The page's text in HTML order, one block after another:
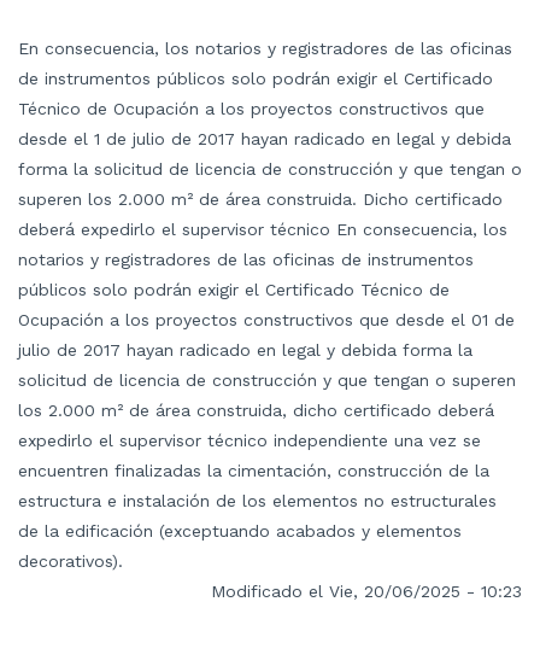
En consecuencia, los notarios y registradores de las oficinas
de instrumentos públicos solo podrán exigir el Certificado
Técnico de Ocupación a los proyectos constructivos que
desde el 1 de julio de 2017 hayan radicado en legal y debida
forma la solicitud de licencia de construcción y que tengan o
superen los 2.000 m² de área construida. Dicho certificado
deberá expedirlo el supervisor técnico En consecuencia, los
notarios y registradores de las oficinas de instrumentos
públicos solo podrán exigir el Certificado Técnico de
Ocupación a los proyectos constructivos que desde el 01 de
julio de 2017 hayan radicado en legal y debida forma la
solicitud de licencia de construcción y que tengan o superen
los 2.000 m² de área construida, dicho certificado deberá
expedirlo el supervisor técnico independiente una vez se
encuentren finalizadas la cimentación, construcción de la
estructura e instalación de los elementos no estructurales
de la edificación (exceptuando acabados y elementos
decorativos).
Modificado el Vie, 20/06/2025 - 10:23